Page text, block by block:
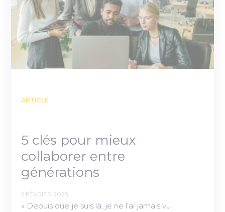
ARTICLE
5 clés pour mieux
collaborer entre
générations
5 FÉVRIER 2025
« Depuis que je suis là, je ne l’ai jamais vu